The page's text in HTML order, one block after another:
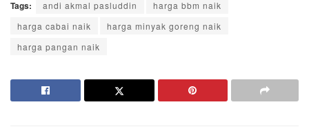
Tags: andi akmal pasluddin
harga bbm naik
harga cabai naik
harga minyak goreng naik
harga pangan naik